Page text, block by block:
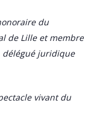
du
de Lille et membre
délégué juridique
vivant du